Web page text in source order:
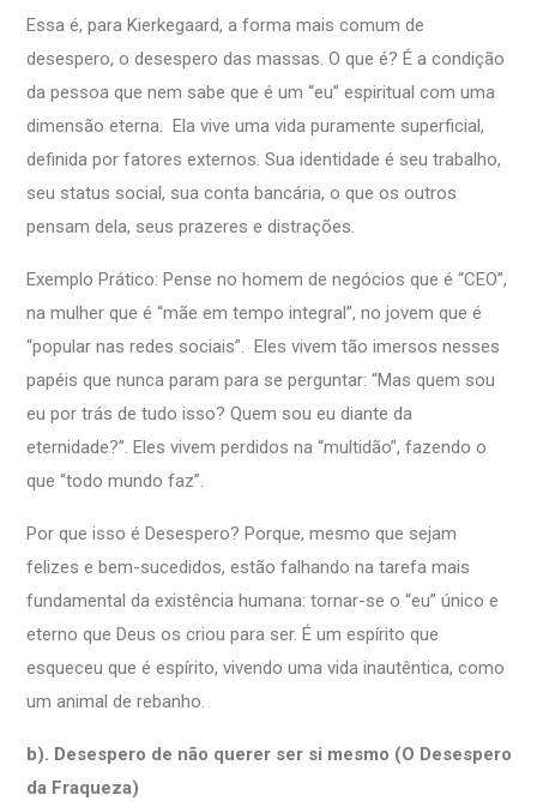
Essa é, para Kierkegaard, a forma mais comum de
desespero, o desespero das massas. O que é? É a condição
da pessoa que nem sabe que é um “eu” espiritual com uma
dimensão eterna. Ela vive uma vida puramente superficial,
definida por fatores externos. Sua identidade é seu trabalho,
seu status social, sua conta bancária, o que os outros
pensam dela, seus prazeres e distrações.
Exemplo Prático: Pense no homem de negócios que é “CEO”,
na mulher que é “mãe em tempo integral”, no jovem que é
“popular nas redes sociais”. Eles vivem tão imersos nesses
papéis que nunca param para se perguntar: “Mas quem sou
eu por trás de tudo isso? Quem sou eu diante da
eternidade?”. Eles vivem perdidos na “multidão”, fazendo o
que “todo mundo faz”.
Por que isso é Desespero? Porque, mesmo que sejam
felizes e bem-sucedidos, estão falhando na tarefa mais
fundamental da existência humana: tornar-se o “eu” único e
eterno que Deus os criou para ser. É um espírito que
esqueceu que é espírito, vivendo uma vida inautêntica, como
um animal de rebanho.
b). Desespero de não querer ser si mesmo (O Desespero
da Fraqueza)